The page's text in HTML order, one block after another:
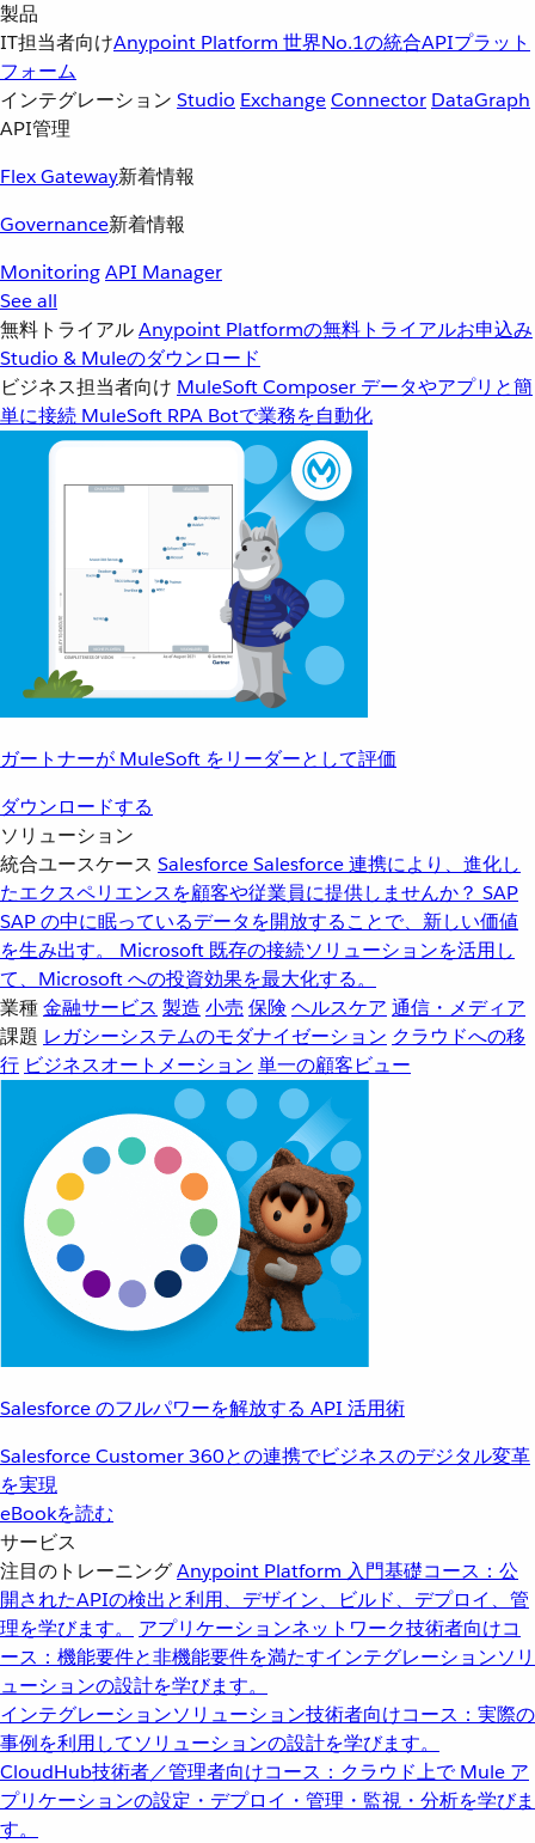
製品
IT担当者向けAnypoint Platform 世界No.1の統合APIプラット
フォーム
インテグレーション Studio ExchangeConnector DataGraph
API管理
Flex Gateway新着情報
Governance新着情報
MonitoringAPI Manager
See all
無料トライアルAnypoint Platformの無料トライアルお申込み
Studio & Muleのダウンロード
ビジネス担当者向け MuleSoft Composer データやアプリと簡
単に接続 MuleSoft RPA Botで業務を自動化
ガートナーが MuleSoft をリーダーとして評価
ダウンロードする
ソリューション
統合ユースケース SalesforceSalesforce 連携により、進化し
たエクスペリエンスを顧客や従業員に提供しませんか？ SAP
SAP の中に眠っているデータを開放することで、新しい価値
を生み出す。
Microsoft 既存の接続ソリューションを活用し
て、Microsoft への投資効果を最大化する。
業種金融サービス 製造 小売 保険 ヘルスケア 通信・メディア
課題 レガシーシステムのモダナイゼーション クラウドへの移
行 ビジネスオートメーション 単一の顧客ビュー
Salesforce のフルパワーを解放する API 活用術
Salesforce Customer 360との連携でビジネスのデジタル変革
を実現
eBookを読む
サービス
注目のトレーニングAnypoint Platform 入門基礎コース：公
開されたAPIの検出と利用、デザイン、ビルド、デプロイ、管
理を学びます。
アプリケーションネットワーク技術者向けコ
ース：機能要件と非機能要件を満たすインテグレーションソリ
ューションの設計を学びます。
インテグレーションソリューション技術者向けコース：実際の
事例を利用してソリューションの設計を学びます。
CloudHub技術者／管理者向けコース：クラウド上で Mule ア
プリケーションの設定・デプロイ・管理・監視・分析を学びま
す。